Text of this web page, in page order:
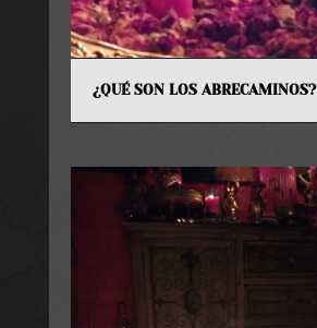
¿QUÉ SON LOS ABRECAMINOS?